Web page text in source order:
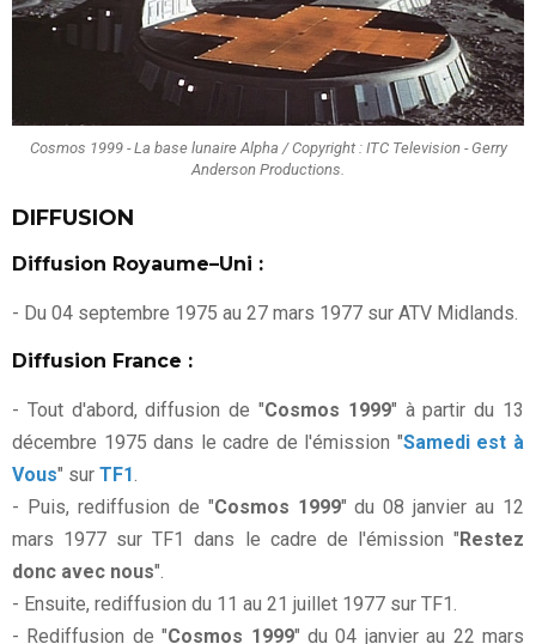
Cosmos 1999 - La base lunaire Alpha / Copyright : ITC Television - Gerry
Anderson Productions.
DIFFUSION
Diffusion Royaume–Uni :
- Du 04 septembre 1975 au 27 mars 1977 sur ATV Midlands.
Diffusion France :
- Tout d'abord, diffusion de "Cosmos 1999" à partir du 13
décembre 1975 dans le cadre de l'émission "Samedi est à
Vous" sur TF1
- Puis, rediffusion de "Cosmos 1999" du 08 janvier au 12
mars 1977 sur TF1 dans le cadre de l'émission "Restez
donc avec nous".
- Ensuite, rediffusion du 11 au 21 juillet 1977 sur TF1.
- Rediffusion de "Cosmos 1999" du 04 janvier au 22 mars